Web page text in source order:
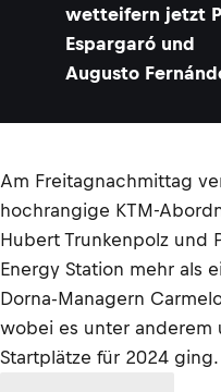
wetteifern jetzt
Espargaró und
Augusto
Am Freitagnachmittag
hochrangige KTM-
Hubert Trunkenpolz und
Energy Station mehr als
Dorna-Managern
wobei es unter anderem
Startplätze für 2024 ging.